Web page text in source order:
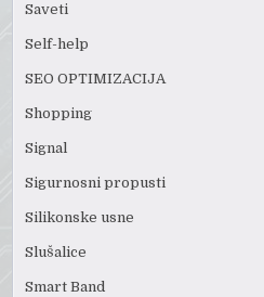
Saveti
Self-help
SEO OPTIMIZACIJA
Shopping
Signal
Sigurnosni propusti
Silikonske usne
Slušalice
Smart Band